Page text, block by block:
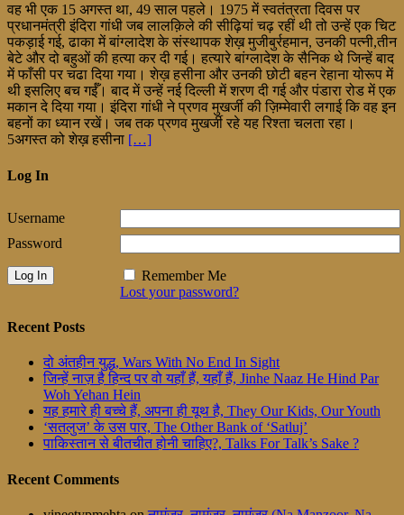
वह भी एक 15 अगस्त था, 49 साल पहले। 1975 में स्वतंत्रता दिवस पर
प्रधानमंत्री इंदिरा गांधी जब लालक़िले की सीढ़ियां चढ़ रहीं थी तो उन्हें एक चिट
पकड़ाई गई, ढाका में बांग्लादेश के संस्थापक शेख़ मुजीबुर्रहमान, उनकी पत्नी,तीन
बेटे और दो बहुओं की हत्या कर दी गई। हत्यारे बांग्लादेश के सैनिक थे जिन्हें बाद
में फाँसी पर चढा दिया गया। शेख़ हसीना और उनकी छोटी बहन रेहाना योरूप में
थी इसलिए बच गईँ। बाद में उन्हें नई दिल्ली में शरण दी गई और पंडारा रोड में एक
मकान दे दिया गया। इंदिरा गांधी ने प्रणव मुखर्जी की ज़िम्मेवारी लगाई कि वह इन
बहनों का ध्यान रखें। जब तक प्रणव मुखर्जी रहे यह रिश्ता चलता रहा।
5अगस्त को शेख़ हसीना […]
Log In
Username
Password
Remember Me
Lost your password?
Recent Posts
दो अंतहीन युद्ध, Wars With No End In Sight
जिन्हें नाज़ है हिन्द पर वो यहाँ हैं, यहाँ हैं, Jinhe Naaz He Hind Par
Woh Yehan Hein
यह हमारे ही बच्चे हैं, अपना ही यूथ है, They Our Kids, Our Youth
‘सतलुज’ के उस पार, The Other Bank of ‘Satluj’
पाकिस्तान से बीतचीत होनी चाहिए?, Talks For Talk’s Sake ?
Recent Comments